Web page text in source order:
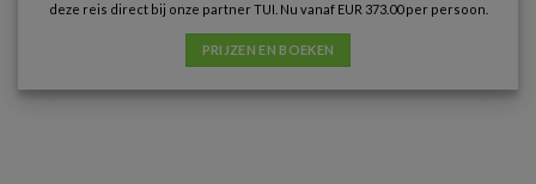
deze reis direct bij onze partner TUI. Nu vanaf EUR 373.00 per persoon.
PRIJZEN EN BOEKEN